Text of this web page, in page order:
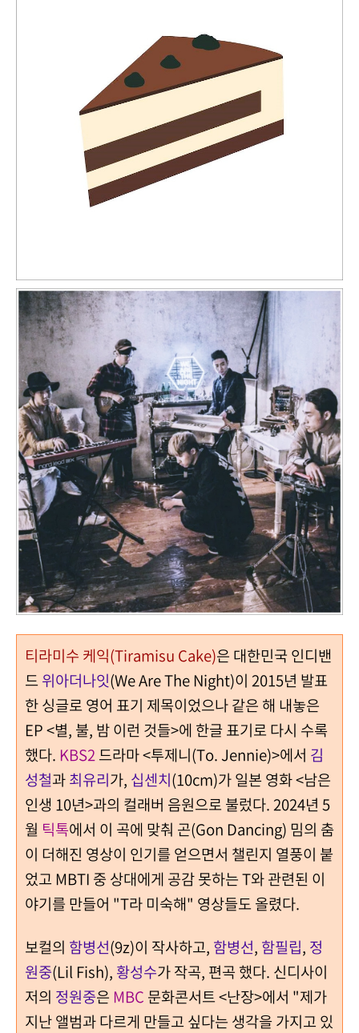
티라미수 케익(Tiramisu Cake)은 대한민국 인디밴
드위아더나잇(We Are The Night)이 2015년 발표
한 싱글로 영어 표기 제목이었으나 같은 해 내놓은
EP <별, 불, 밤 이런 것들>에 한글 표기로 다시 수록
했다. KBS2드라마 <투제니(To. Jennie)>에서 김
성철과최유리가, 십센치(10cm)가 일본 영화 <남은
인생 10년>과의 컬래버 음원으로 불렀다. 2024년 5
월 틱톡에서 이 곡에 맞춰 곤(Gon Dancing) 밈의 춤
이 더해진 영상이 인기를 얻으면서 챌린지 열풍이 붙
었고 MBTI 중 상대에게 공감 못하는 T와 관련된 이
야기를 만들어 "T라 미숙해" 영상들도 올렸다.
보컬의 함병선(9z)이 작사하고, 함병선, 함필립, 정
원중(Lil Fish), 황성수가 작곡, 편곡 했다. 신디사이
저의 정원중은 MBC 문화콘서트 <난장>에서 "제가
지난 앨범과 다르게 만들고 싶다는 생각을 가지고 있